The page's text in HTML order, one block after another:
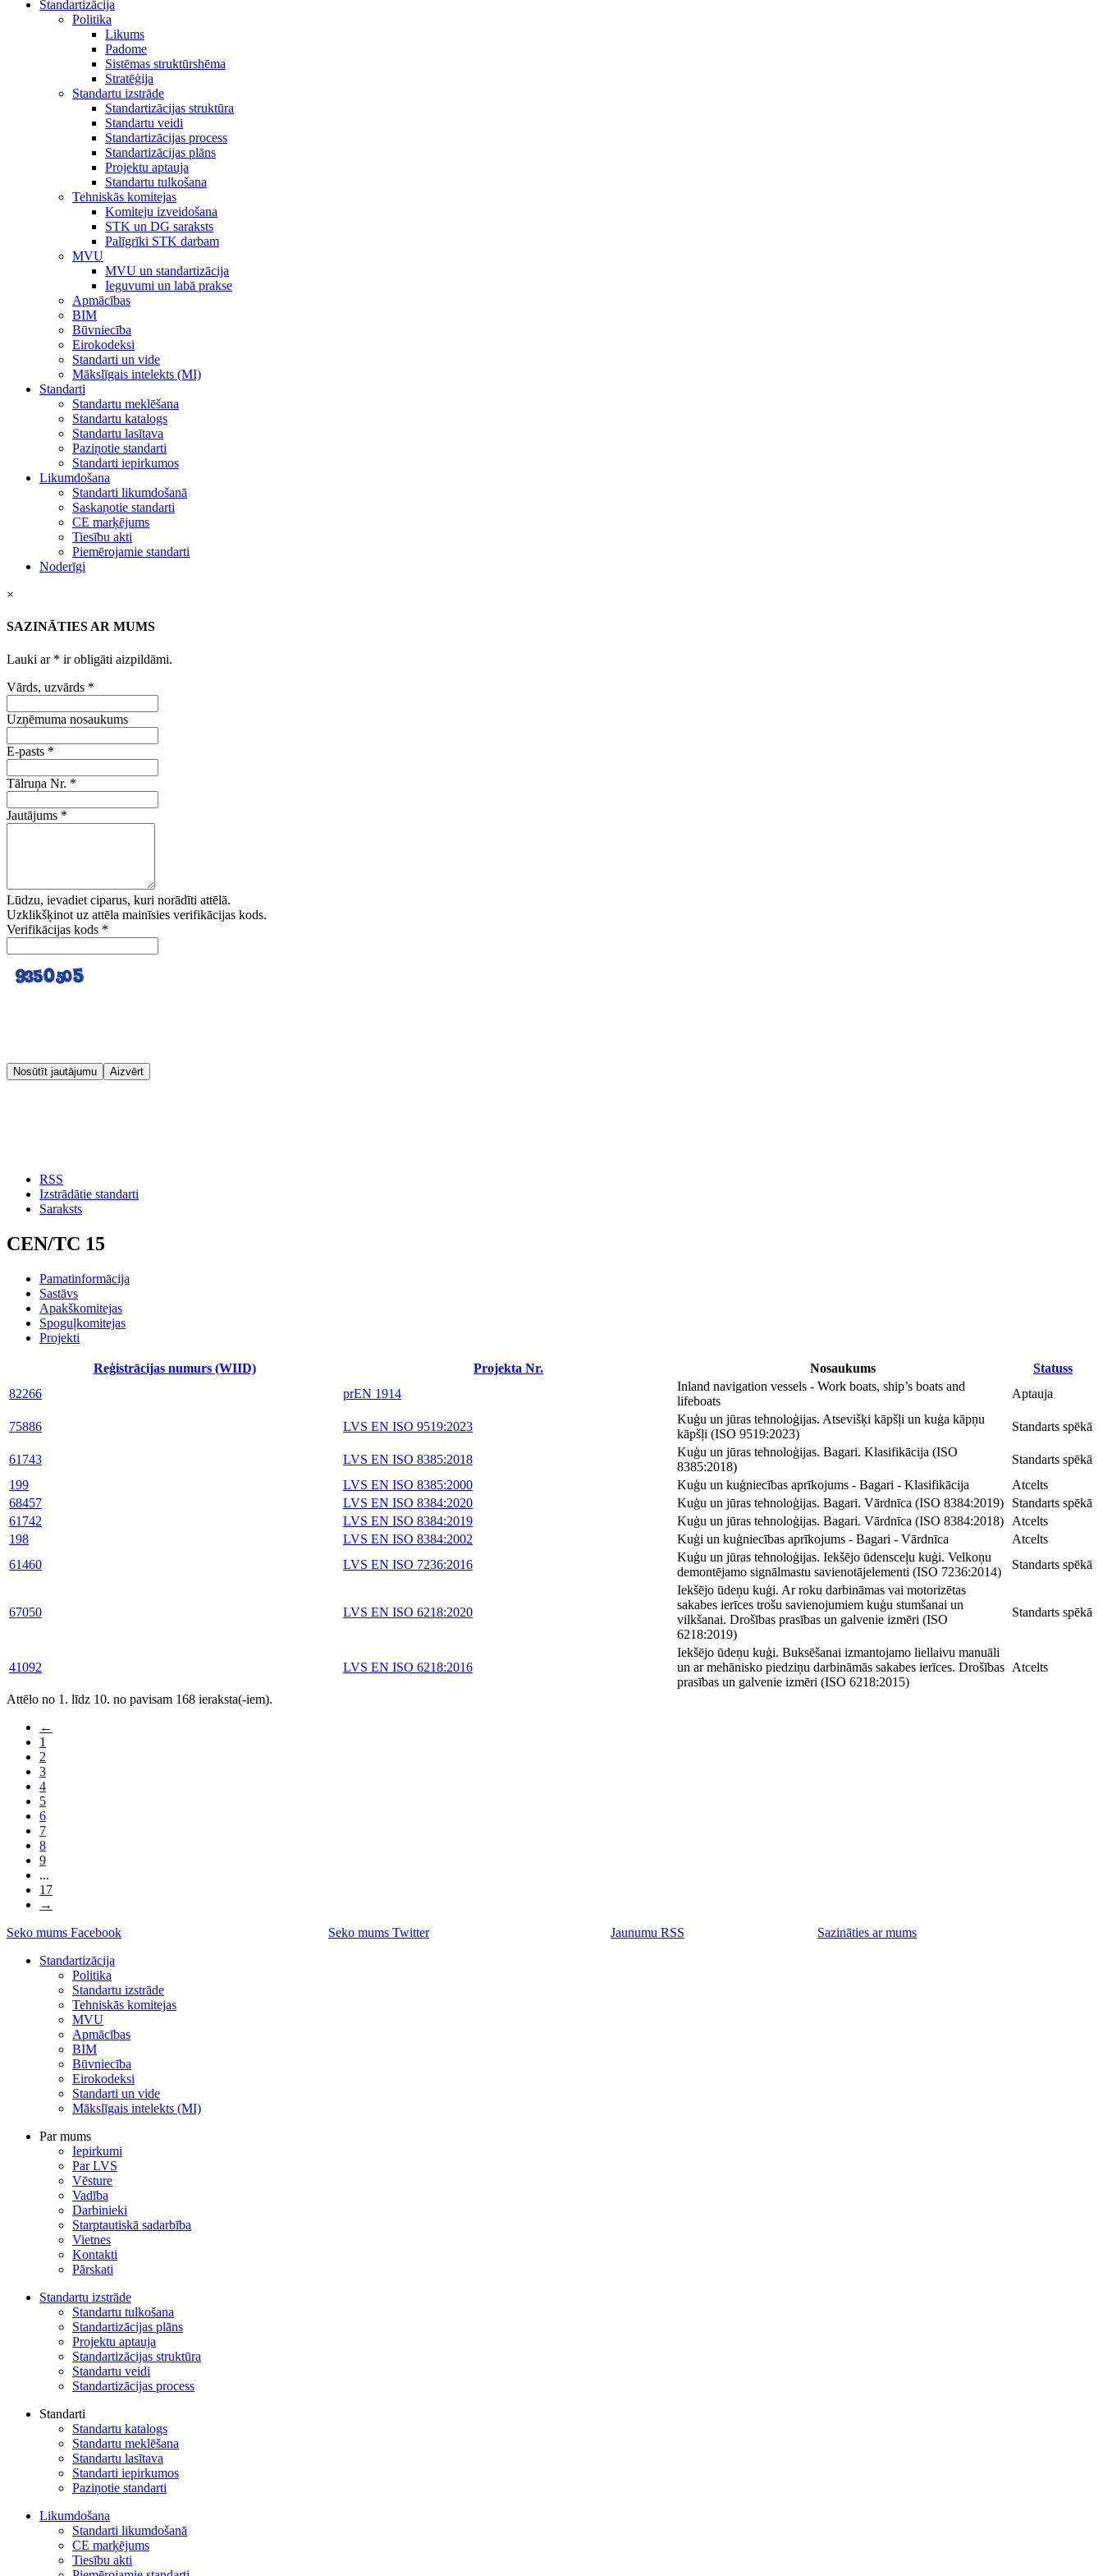
Standartizācija
Politika
Likums
Padome
Sistēmas struktūrshēma
Stratēģija
Standartu izstrāde
Standartizācijas struktūra
Standartu veidi
Standartizācijas process
Standartizācijas plāns
Projektu aptauja
Standartu tulkošana
Tehniskās komitejas
Komiteju izveidošana
STK un DG saraksts
Palīgrīki STK darbam
MVU
MVU un standartizācija
Ieguvumi un labā prakse
Apmācības
BIM
Būvniecība
Eirokodeksi
Standarti un vide
Mākslīgais intelekts (MI)
Standarti
Standartu meklēšana
Standartu katalogs
Standartu lasītava
Paziņotie standarti
Standarti iepirkumos
Likumdošana
Standarti likumdošanā
Saskaņotie standarti
CE marķējums
Tiesību akti
Piemērojamie standarti
Noderīgi
×
SAZINĀTIES AR MUMS
Lauki ar * ir obligāti aizpildāmi.
Vārds, uzvārds *
Uzņēmuma nosaukums
E-pasts *
Tālruņa Nr. *
Jautājums *
Lūdzu, ievadiet ciparus, kuri norādīti attēlā.
Uzklikšķinot uz attēla mainīsies verifikācijas kods.
Verifikācijas kods *
Nosūtīt jautājumu Aizvērt
RSS
Izstrādātie standarti
Saraksts
CEN/TC 15
Pamatinformācija
Sastāvs
Apakškomitejas
Spoguļkomitejas
Projekti
Reģistrācijas numurs (WIID) Projekta Nr. Nosaukums
Statuss
82266
prEN 1914
Inland navigation vessels - Work boats, ship’s boats and
lifeboats
Aptauja
75886 LVS EN ISO 9519:2023
Kuģu un jūras tehnoloģijas. Atsevišķi kāpšļi un kuģa kāpņu
kāpšļi (ISO 9519:2023)
Standarts spēkā
61743 LVS EN ISO 8385:2018
Kuģu un jūras tehnoloģijas. Bagari. Klasifikācija (ISO
8385:2018)
Standarts spēkā
199
LVS EN ISO 8385:2000 Kuģu un kuģniecības aprīkojums - Bagari - Klasifikācija
Atcelts
68457
LVS EN ISO 8384:2020 Kuģu un jūras tehnoloģijas. Bagari. Vārdnīca (ISO 8384:2019)
Standarts spēkā
61742
LVS EN ISO 8384:2019 Kuģu un jūras tehnoloģijas. Bagari. Vārdnīca (ISO 8384:2018)
Atcelts
198
LVS EN ISO 8384:2002 Kuģi un kuģniecības aprīkojums - Bagari - Vārdnīca
Atcelts
61460
LVS EN ISO 7236:2016
Kuģu un jūras tehnoloģijas. Iekšējo ūdensceļu kuģi. Velkoņu
demontējamo signālmastu savienotājelementi (ISO 7236:2014)
Standarts spēkā
67050 LVS EN ISO 6218:2020
Iekšējo ūdeņu kuģi. Ar roku darbināmas vai motorizētas
sakabes ierīces trošu savienojumiem kuģu stumšanai un
vilkšanai. Drošības prasības un galvenie izmēri (ISO
6218:2019)
Standarts spēkā
41092 LVS EN ISO 6218:2016
Iekšējo ūdeņu kuģi. Buksēšanai izmantojamo liellaivu manuāli
un ar mehānisko piedziņu darbināmās sakabes ierīces. Drošības
prasības un galvenie izmēri (ISO 6218:2015)
Atcelts
Attēlo no 1. līdz 10. no pavisam 168 ieraksta(-iem).
←
1
2
3
4
5
6
7
8
9
...
17
→
Seko mums Facebook
Seko mums Twitter Jaunumu RSS
Sazināties ar mums
Standartizācija
Politika
Standartu izstrāde
Tehniskās komitejas
MVU
Apmācības
BIM
Būvniecība
Eirokodeksi
Standarti un vide
Mākslīgais intelekts (MI)
Par mums
Iepirkumi
Par LVS
Vēsture
Vadība
Darbinieki
Starptautiskā sadarbība
Vietnes
Kontakti
Pārskati
Standartu izstrāde
Standartu tulkošana
Standartizācijas plāns
Projektu aptauja
Standartizācijas struktūra
Standartu veidi
Standartizācijas process
Standarti
Standartu katalogs
Standartu meklēšana
Standartu lasītava
Standarti iepirkumos
Paziņotie standarti
Likumdošana
Standarti likumdošanā
CE marķējums
Tiesību akti